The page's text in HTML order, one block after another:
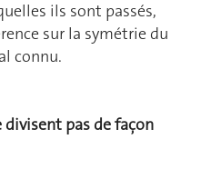
ils sont passés,
sur la symétrie du
connu.
divisent pas de façon